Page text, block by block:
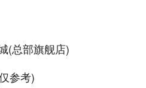
(总部旗舰店)
参考)